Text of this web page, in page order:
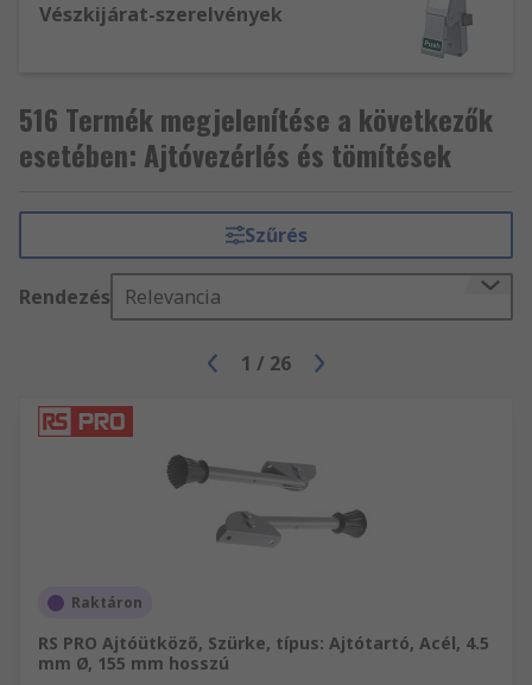
Vészkijárat-szerelvények
516 Termék megjelenítése a következők
esetében: Ajtóvezérlés és tömítések
Szűrés
Rendezés Relevancia
1 / 26
Raktáron
RS PRO Ajtóütköző, Szürke, típus: Ajtótartó, Acél, 4.5
mm Ø, 155 mm hosszú